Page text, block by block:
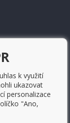
k využití
ukazovat
personalizace
"Ano,